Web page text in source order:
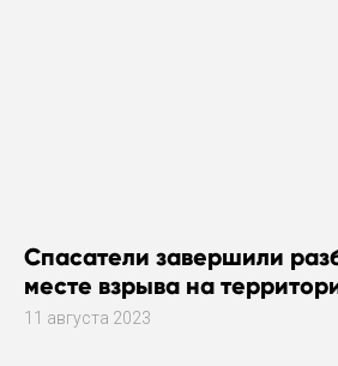
Спасатели завершили
месте взрыва на
11 августа 2023